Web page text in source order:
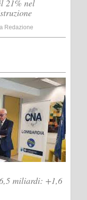
21% nel
Redazione
miliardi: +1,6